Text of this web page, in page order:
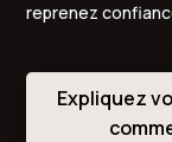
reprenez
Expliquez